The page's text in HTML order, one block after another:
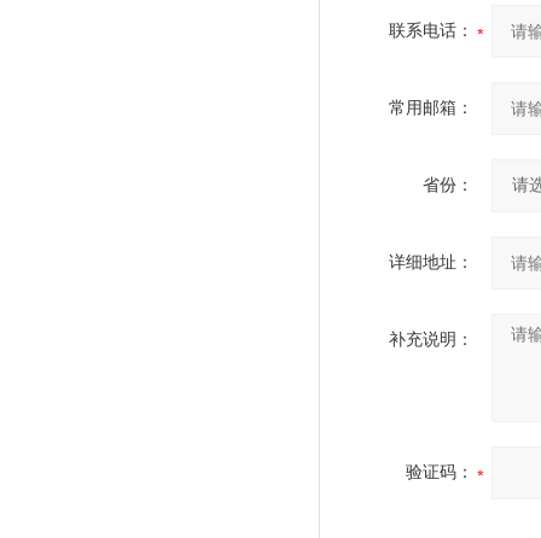
联系电话：
常用邮箱：
省份：
详细地址：
补充说明：
验证码：